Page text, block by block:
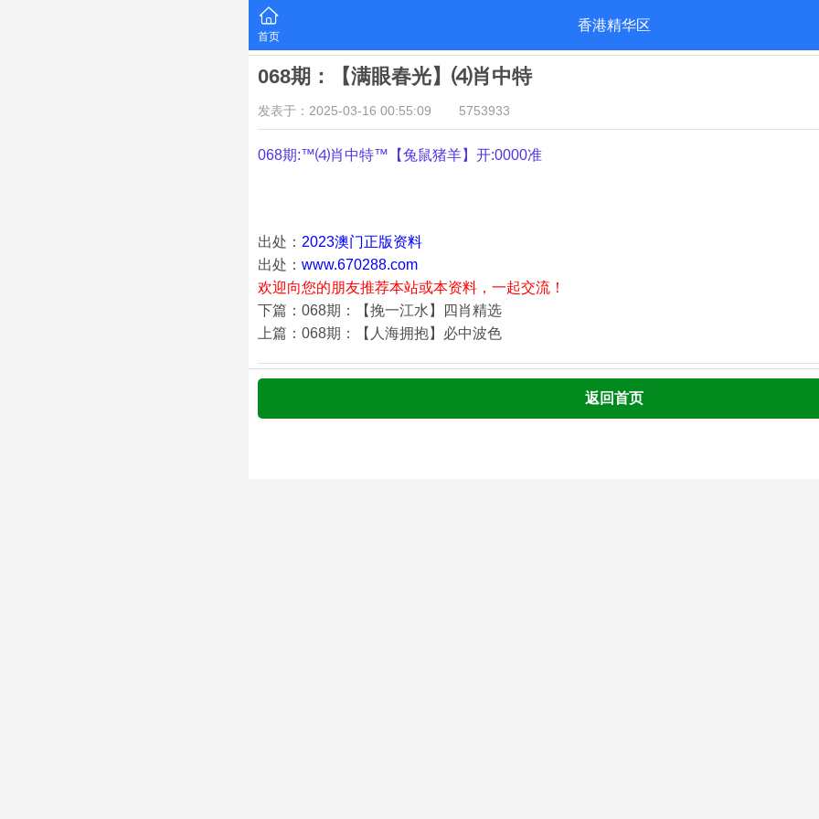
首页
香港精华区
068期：【满眼春光】⑷肖中特
发表于：2025-03-16 00:55:09 5753933
068期:™⑷肖中特™【兔鼠猪羊】开:0000准
出处： 2023澳门正版资料
出处： www.670288.com
欢迎向您的朋友推荐本站或本资料，一起交流！
下篇：068期：【挽一江水】四肖精选
上篇：068期：【人海拥抱】必中波色
返回首页